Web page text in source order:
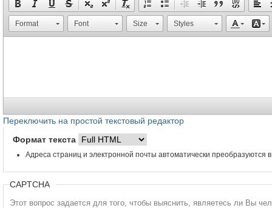
Format Font Size Styles
Переключить на простой текстовый редактор
Формат текста
Адреса страниц и электронной почты автоматически преобразуются
CAPTCHA
Этот вопрос задается для того, чтобы выяснить, являетесь ли Вы